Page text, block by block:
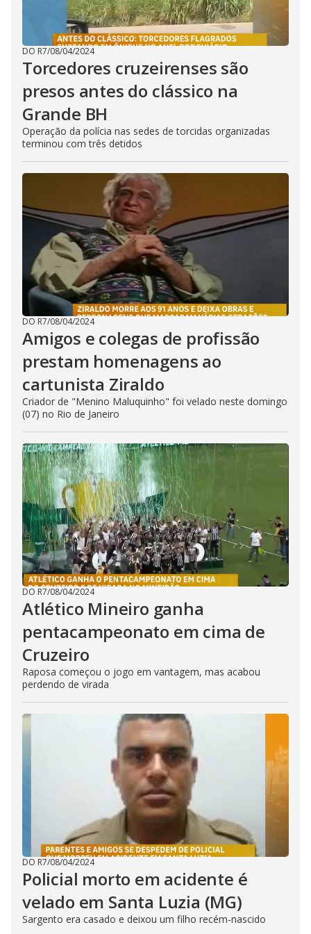
DO R7/08/04/2024
Torcedores cruzeirenses são
presos antes do clássico na
Grande BH
Operação da polícia nas sedes de torcidas organizadas
terminou com três detidos
DO R7/08/04/2024
Amigos e colegas de profissão
prestam homenagens ao
cartunista Ziraldo
Criador de "Menino Maluquinho" foi velado neste domingo
(07) no Rio de Janeiro
DO R7/08/04/2024
Atlético Mineiro ganha
pentacampeonato em cima de
Cruzeiro
Raposa começou o jogo em vantagem, mas acabou
perdendo de virada
DO R7/08/04/2024
Policial morto em acidente é
velado em Santa Luzia (MG)
Sargento era casado e deixou um filho recém-nascido